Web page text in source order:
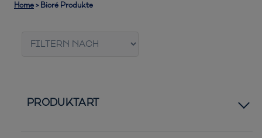
Home> Bioré Produkte
PRODUKTART